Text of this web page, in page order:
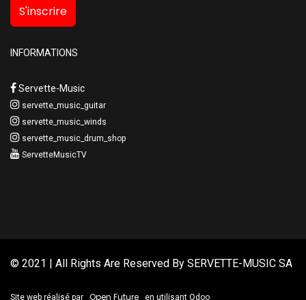
S'inscrire
INFORMATIONS
Servette-Music
servette_music_guitar
servette_music_winds
servette_music_drum_shop
ServetteMusicTV
© 2021 | All Rights Are Reserved By SERVETTE-MUSIC SA
Site web réalisé par Open Future en utilisant Odoo